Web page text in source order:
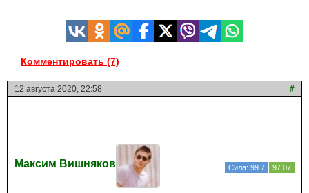
Комментировать (7)
12 августа 2020, 22:58 #
Максим Вишняков Сила: 99.7 97.07